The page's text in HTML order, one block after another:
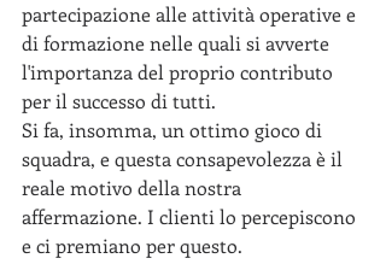
partecipazione alle attività operative e
di formazione nelle quali si avverte
l'importanza del proprio contributo
per il successo di tutti.
Si fa, insomma, un ottimo gioco di
squadra, e questa consapevolezza è il
reale motivo della nostra
affermazione. I clienti lo percepiscono
e ci premiano per questo.